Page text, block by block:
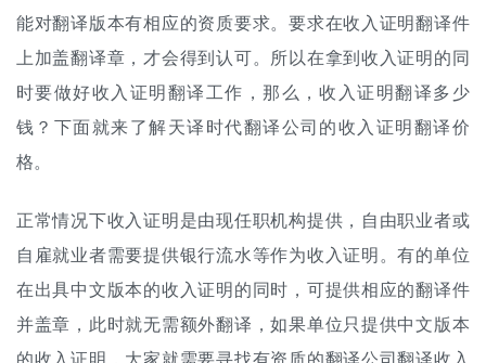
能对翻译版本有相应的资质要求。要求在收入证明翻译件
上加盖翻译章，才会得到认可。所以在拿到收入证明的同
时要做好收入证明翻译工作，那么，收入证明翻译多少
钱？下面就来了解天译时代翻译公司 的收入证明翻译价
格。
正常情况下收入证明是由现任职机构提供，自由职业者或
自雇就业者需要提供银行流水等作为收入证明。有的单位
在出具中文版本的收入证明的同时，可提供相应的翻译件
并盖章，此时就无需额外翻译，如果单位只提供中文版本